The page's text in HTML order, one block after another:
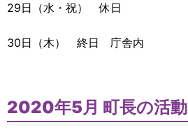
29日（水・祝） 休日
30日（木） 終日 庁舎内
2020年5月 町長の活動